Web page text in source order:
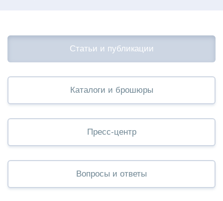
Статьи и публикации
Каталоги и брошюры
Пресс-центр
Вопросы и ответы